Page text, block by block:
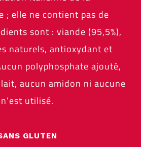
; elle ne contient pas de
sont : viande (95,5%),
naturels, antioxydant et
polyphosphate ajouté,
aucun amidon ni aucune
utilisé.
GLUTEN